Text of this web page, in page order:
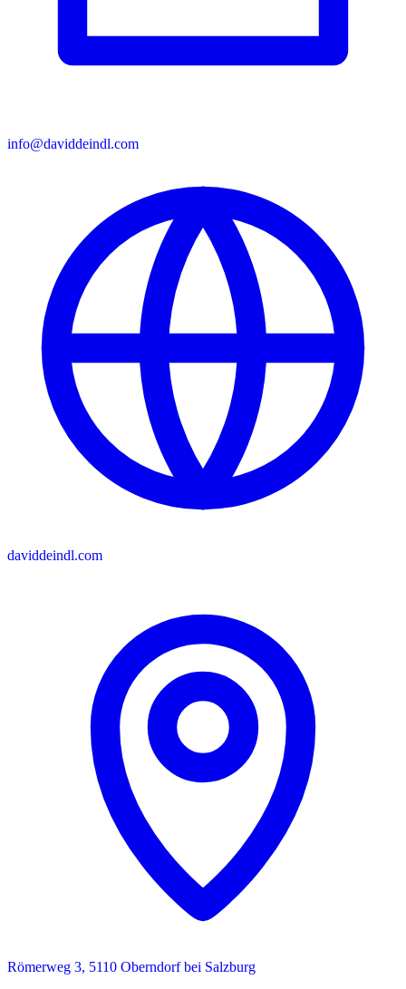
info@daviddeindl.com
daviddeindl.com
Römerweg 3, 5110 Oberndorf bei Salzburg